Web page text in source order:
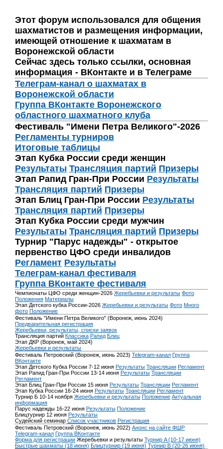
Этот форум использовался для общения
шахматистов и размещения информации,
имеющей отношение к шахматам в
Воронежской области
Сейчас здесь только ссылки, основная
информация - ВКонтакте и в Телеграме
Телеграм-канал о шахматах в
Воронежской области
Группа ВКонтакте Воронежского
областного шахматного клуба
Фестиваль "Имени Петра Великого"-2026
Регламенты турниров
Итоговые таблицы
Этап Кубка России среди женщин
Результаты Трансляция партий Призеры
Этап Рапид Гран-При России Результаты
Трансляция партий Призеры
Этап Блиц Гран-При России Результаты
Трансляция партий Призеры
Этап Кубка России среди мужчин
Результаты Трансляция партий Призеры
Турнир "Парус надежды" - открытое
первенство ЦФО среди инвалидов
Регламент Результаты
Телеграм-канал фестиваля
Группа ВКонтакте фестиваля
Чемпионаты ЦФО среди женщин-2026 Жеребьевки и результаты Фото
Положения Материалы
Этап Детского кубка России-2026 Жеребьевки и результаты Фото Много
фото Положение
Фестиваль "Имени Петра Великого" (Воронеж, июнь 2024)
Предварительная регистрация
Жеребьевки, результаты, списки заявок
Трансляция партий Классика Рапид Блиц
Этап ДКР (Воронеж, май 2024)
Жеребьевки и результаты
Фестиваль Петровский (Воронеж, июнь 2023) Telegram-канал Группа
ВКонтакте
Этап Детского Кубка России 7-12 июня Результаты Трансляции Регламент
Этап Рапид Гран-При России 13-14 июня Результаты Трансляции
Регламент
Этап Блиц Гран-При России 15 июня Результаты Трансляции Регламент
Этап Кубка России 16-24 июня Результаты Трансляции Регламент
Турнир Б 10-14 ноября Жеребьевки и результаты Положение Актуальная
информация
Парус надежды 16-22 июня Результаты Положение
Блицтурнир 12 июня Результаты
Судейский семинар Список участников Регистрация
Фестиваль Петровский (Воронеж, июнь 2022) Анонс на сайте ФШР
Telegram-канал Группа ВКонтакте
Форма для регистрации Жеребьевки и результаты Турнир A (10-17 июня)
Быстрые шахматы (18 июня) Блицтурнир (19 июня) Турнир B (20-26 июня)